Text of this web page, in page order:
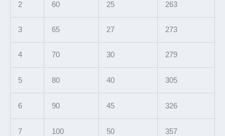
2 60 25 263
3 65 27 273
4 70 30 279
5 80 40 305
6 90 45 326
7 100 50 357